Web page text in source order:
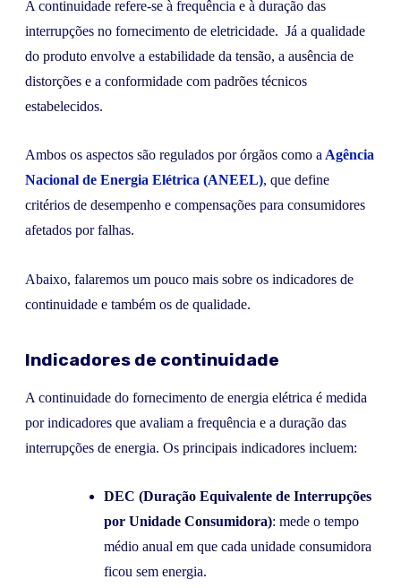
A continuidade refere-se à frequência e à duração das
interrupções no fornecimento de eletricidade. Já a qualidade
do produto envolve a estabilidade da tensão, a ausência de
distorções e a conformidade com padrões técnicos
estabelecidos.
Ambos os aspectos são regulados por órgãos como a Agência
Nacional de Energia Elétrica (ANEEL), que define
critérios de desempenho e compensações para consumidores
afetados por falhas.
Abaixo, falaremos um pouco mais sobre os indicadores de
continuidade e também os de qualidade.
Indicadores de continuidade
A continuidade do fornecimento de energia elétrica é medida
por indicadores que avaliam a frequência e a duração das
interrupções de energia. Os principais indicadores incluem:
DEC (Duração Equivalente de Interrupções
por Unidade Consumidora): mede o tempo
médio anual em que cada unidade consumidora
ficou sem energia.